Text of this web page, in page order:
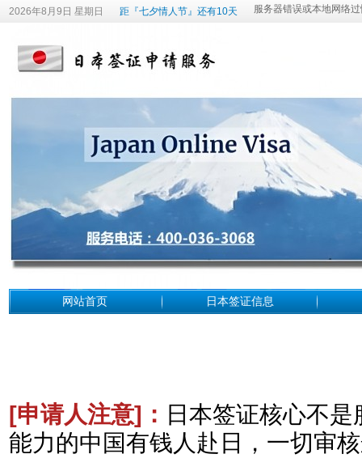
2026年8月9日 星期日 距『七夕情人节』还有10天
网站首页 日本签证信息
[申请人注意]： 日本签证核心不
能力的中国有钱人赴日，一切审